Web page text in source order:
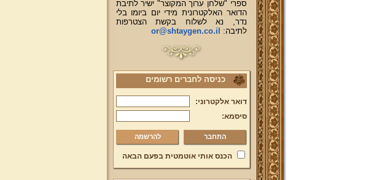
ספרי "שלחן ערוך המקוצר" ישיר לתיבת
הדואר האלקטרונית מידי יום ביומו בלי
נדר, נא לשלוח בקשת הצטרפות
לתיבה:
or@shtaygen.co.il
כניסה לחברים רשומים
דואר אלקטרוני:
סיסמא:
להרשמה
הכנס אותי אוטמטית בפעם הבאה